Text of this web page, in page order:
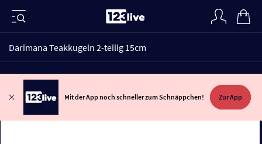
Darimana Teakkugeln 2-teilig 15cm
Mit der App noch schneller zum Schnäppchen! Zur App